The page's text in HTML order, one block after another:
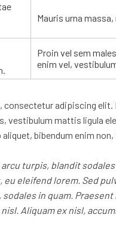
Mauris urna
Proin vel sem
enim vel,
adipiscing elit.
vestibulum mattis ligula
bibendum enim
turpis, blandit
eleifend lorem. Sed
in quam.
Aliquam ex nisl,